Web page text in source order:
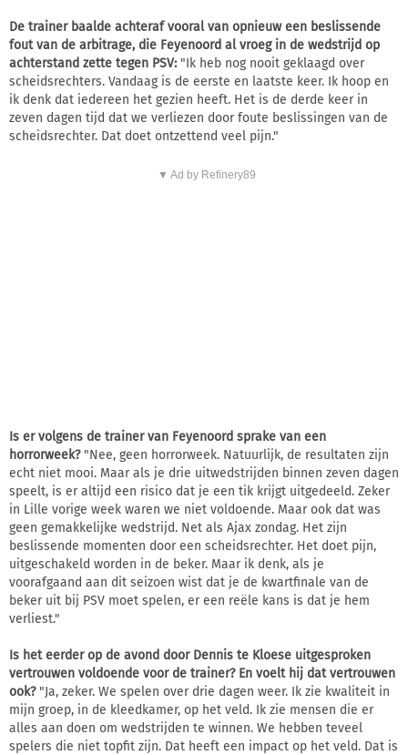
De trainer baalde achteraf vooral van opnieuw een beslissende
fout van de arbitrage, die Feyenoord al vroeg in de wedstrijd op
achterstand zette tegen PSV:"Ik heb nog nooit geklaagd over
scheidsrechters. Vandaag is de eerste en laatste keer. Ik hoop en
ik denk dat iedereen het gezien heeft. Het is de derde keer in
zeven dagen tijd dat we verliezen door foute beslissingen van de
scheidsrechter. Dat doet ontzettend veel pijn."
▼ Ad by Refinery89
Is er volgens de trainer van Feyenoord sprake van een
horrorweek?"Nee, geen horrorweek. Natuurlijk, de resultaten zijn
echt niet mooi. Maar als je drie uitwedstrijden binnen zeven dagen
speelt, is er altijd een risico dat je een tik krijgt uitgedeeld. Zeker
in Lille vorige week waren we niet voldoende. Maar ook dat was
geen gemakkelijke wedstrijd. Net als Ajax zondag. Het zijn
beslissende momenten door een scheidsrechter. Het doet pijn,
uitgeschakeld worden in de beker. Maar ik denk, als je
voorafgaand aan dit seizoen wist dat je de kwartfinale van de
beker uit bij PSV moet spelen, er een reële kans is dat je hem
verliest."
Is het eerder op de avond door Dennis te Kloese uitgesproken
vertrouwen voldoende voor de trainer? En voelt hij dat vertrouwen
ook?"Ja, zeker. We spelen over drie dagen weer. Ik zie kwaliteit in
mijn groep, in de kleedkamer, op het veld. Ik zie mensen die er
alles aan doen om wedstrijden te winnen. We hebben teveel
spelers die niet topfit zijn. Dat heeft een impact op het veld. Dat is